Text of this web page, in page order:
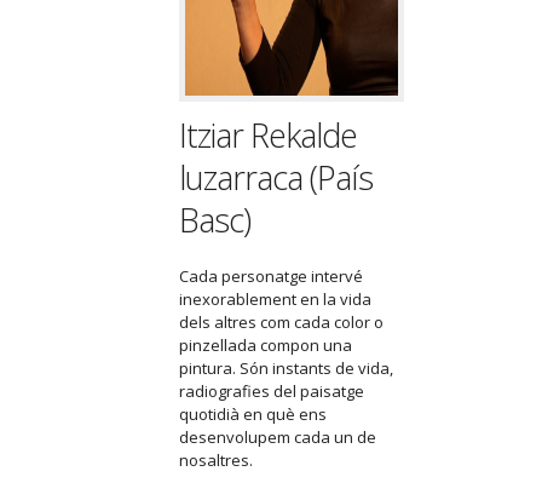
Itziar Rekalde
luzarraca (País
Basc)
Cada personatge intervé
inexorablement en la vida
dels altres com cada color o
pinzellada compon una
pintura. Són instants de vida,
radiografies del paisatge
quotidià en què ens
desenvolupem cada un de
nosaltres.